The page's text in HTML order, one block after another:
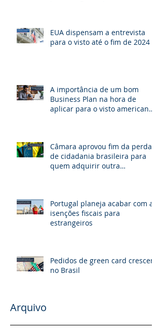
EUA dispensam a entrevista
para o visto até o fim de 2024
A importância de um bom
Business Plan na hora de
aplicar para o visto americano
Câmara aprovou fim da perda
de cidadania brasileira para
quem adquirir outra
Portugal planeja acabar com as
isenções fiscais para
estrangeiros
Pedidos de green card crescem
no Brasil
Arquivo